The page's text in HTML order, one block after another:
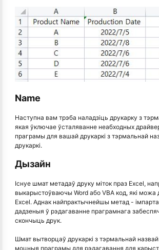
Name
Наступна вам трэба наладзіць друкарку з
якая ўключае ўсталяванне неабходных
праграмы для вашай друкаркі з тэрмальнай
друкаркі.
Дызайн
Існуе шмат метадаў друку міток праз Excel,
выкарыстоўваючы Word або VBA код, які можа
Excel. Аднак найпрактычнейшы метад -
дадзеныя ў рэдагаванне праграмнага
скончыць друк.
Шмат вытворцаў друкаркі з тэрмальнай
моцныя праграмы для рэдагавання для